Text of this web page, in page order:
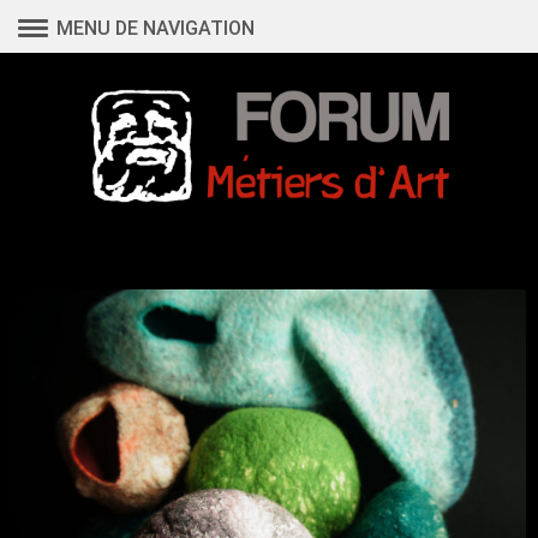
contenu
MENU DE NAVIGATION